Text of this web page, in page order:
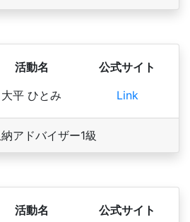
活動名
大平 ひとみ
公式サイト
Link
アドバイザー1級
活動名
公式サイト